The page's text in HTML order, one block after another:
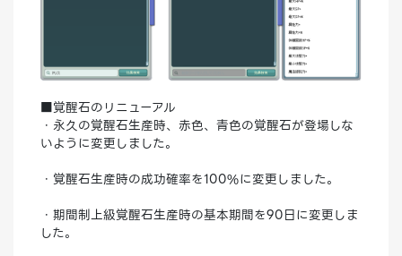
■覚醒石のリニューアル
・永久の覚醒石生産時、赤色、青色の覚醒石が登場しな
いように変更しました。
・覚醒石生産時の成功確率を100%に変更しました。
・期間制上級覚醒石生産時の基本期間を90日に変更しま
した。